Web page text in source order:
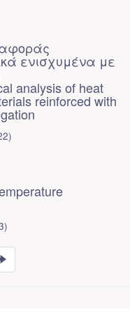
ενισχυμένα με
analysis of heat
reinforced with
)
)